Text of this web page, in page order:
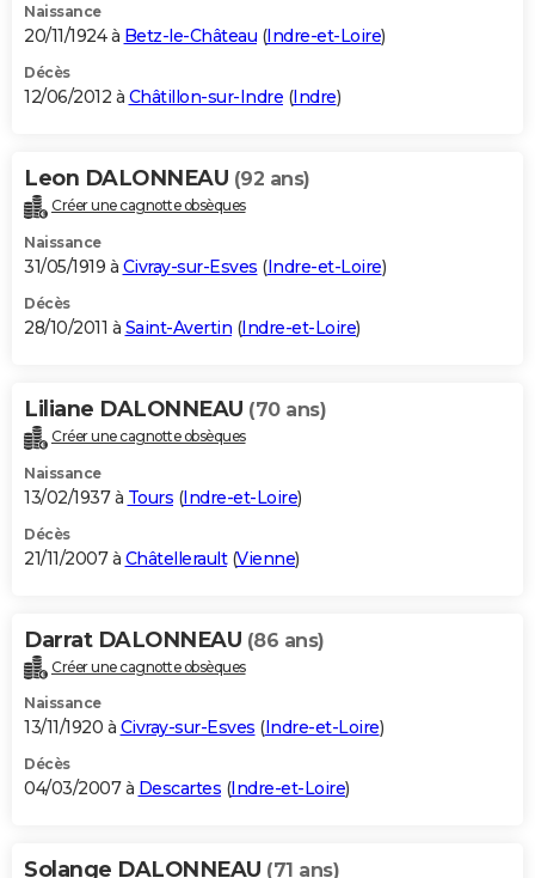
Naissance
20/11/1924 à Betz-le-Château (Indre-et-Loire)
Décès
12/06/2012 à Châtillon-sur-Indre (Indre)
Leon DALONNEAU (92 ans)
Créer une cagnotte obsèques
Naissance
31/05/1919 à Civray-sur-Esves (Indre-et-Loire)
Décès
28/10/2011 à Saint-Avertin (Indre-et-Loire)
Liliane DALONNEAU (70 ans)
Créer une cagnotte obsèques
Naissance
13/02/1937 à Tours (Indre-et-Loire)
Décès
21/11/2007 à Châtellerault(Vienne)
Darrat DALONNEAU (86 ans)
Créer une cagnotte obsèques
Naissance
13/11/1920 à Civray-sur-Esves (Indre-et-Loire)
Décès
04/03/2007 à Descartes (Indre-et-Loire)
Solange DALONNEAU (71 ans)